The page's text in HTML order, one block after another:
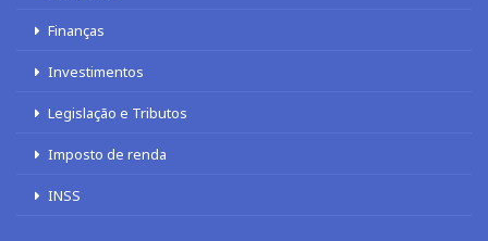
Finanças
Investimentos
Legislação e Tributos
Imposto de renda
INSS